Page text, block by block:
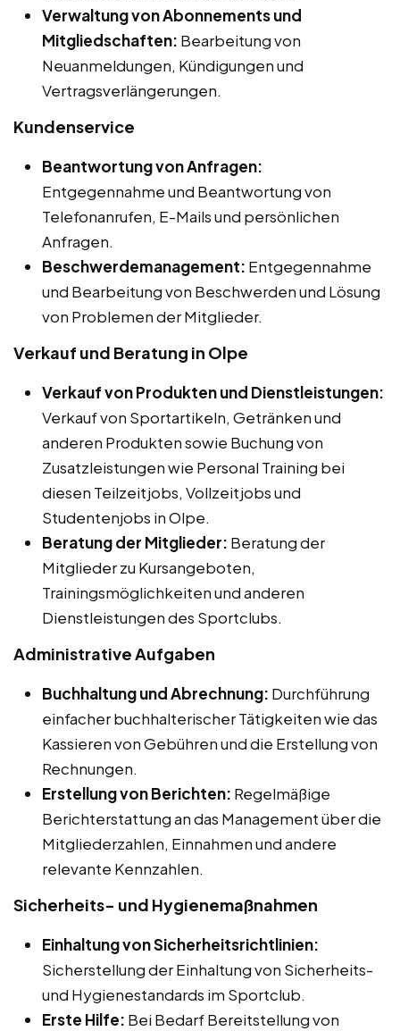
Verwaltung von Abonnements und
Mitgliedschaften: Bearbeitung von
Neuanmeldungen, Kündigungen und
Vertragsverlängerungen.
Kundenservice
Beantwortung von Anfragen:
Entgegennahme und Beantwortung von
Telefonanrufen, E-Mails und persönlichen
Anfragen.
Beschwerdemanagement: Entgegennahme
und Bearbeitung von Beschwerden und Lösung
von Problemen der Mitglieder.
Verkauf und Beratung in Olpe
Verkauf von Produkten und Dienstleistungen:
Verkauf von Sportartikeln, Getränken und
anderen Produkten sowie Buchung von
Zusatzleistungen wie Personal Training bei
diesen Teilzeitjobs, Vollzeitjobs und
Studentenjobs in Olpe.
Beratung der Mitglieder: Beratung der
Mitglieder zu Kursangeboten,
Trainingsmöglichkeiten und anderen
Dienstleistungen des Sportclubs.
Administrative Aufgaben
Buchhaltung und Abrechnung: Durchführung
einfacher buchhalterischer Tätigkeiten wie das
Kassieren von Gebühren und die Erstellung von
Rechnungen.
Erstellung von Berichten: Regelmäßige
Berichterstattung an das Management über die
Mitgliederzahlen, Einnahmen und andere
relevante Kennzahlen.
Sicherheits- und Hygienemaßnahmen
Einhaltung von Sicherheitsrichtlinien:
Sicherstellung der Einhaltung von Sicherheits-
und Hygienestandards im Sportclub.
Erste Hilfe: Bei Bedarf Bereitstellung von